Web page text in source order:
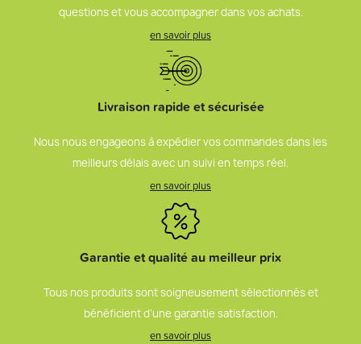
questions et vous accompagner dans vos achats.
en savoir plus
Livraison rapide et sécurisée
Nous nous engageons à expédier vos commandes dans les
meilleurs délais avec un suivi en temps réel.
en savoir plus
Garantie et qualité au meilleur prix
Tous nos produits sont soigneusement sélectionnés et
bénéficient d’une garantie satisfaction.
en savoir plus